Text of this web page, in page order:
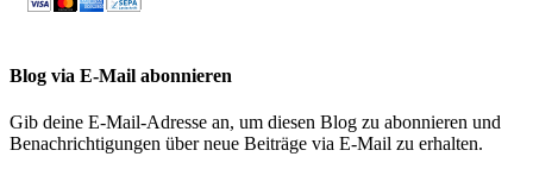
Blog via E-Mail abonnieren
Gib deine E-Mail-Adresse an, um diesen Blog zu abonnieren und
Benachrichtigungen über neue Beiträge via E-Mail zu erhalten.